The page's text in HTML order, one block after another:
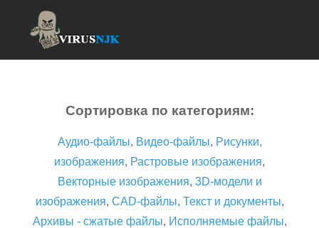
Сортировка по категориям:
Аудио-файлы, Видео-файлы, Рисунки,
изображения, Растровые изображения,
Векторные изображения, 3D-модели и
изображения, CAD-файлы, Текст и документы,
Архивы - сжатые файлы, Исполняемые файлы,